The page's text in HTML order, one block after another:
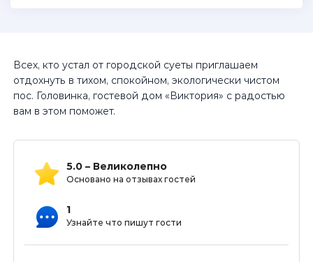
Всех, кто устал от городской суеты приглашаем
отдохнуть в тихом, спокойном, экологически чистом
пос. Головинка, гостевой дом «Виктория» с радостью
вам в этом поможет.
5.0 – Великолепно
Основано на отзывах гостей
1
Узнайте что пишут гости